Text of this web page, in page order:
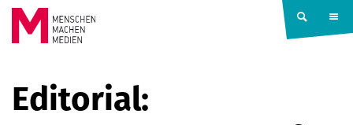
Springe zum Inhalt
MACHEN
Editorial: